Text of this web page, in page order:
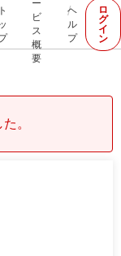
ッ
ー
ビ
ス
概
要
ヘ
ル
プ
ロ
グ
イ
ン
。